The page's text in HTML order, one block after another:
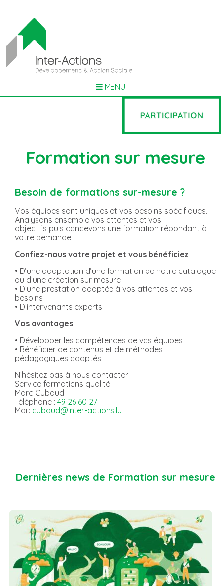
MENU
Formation sur mesure
Besoin de formations sur-mesure ?
Vos équipes sont uniques et vos besoins spécifiques.
Analysons ensemble vos attentes et vos
objectifs puis concevons une formation répondant à
votre demande.
Confiez-nous votre projet et vous bénéficiez
• D’une adaptation d’une formation de notre catalogue
ou d’une création sur mesure
• D’une prestation adaptée à vos attentes et vos
besoins
• D’intervenants experts
Vos avantages
• Développer les compétences de vos équipes
• Bénéficier de contenus et de méthodes
pédagogiques adaptés
N’hésitez pas à nous contacter !
Service formations qualité
Marc Cubaud
Téléphone : 49 26 60 27
Mail: cubaud@inter-actions.lu
Dernières news de Formation sur mesure